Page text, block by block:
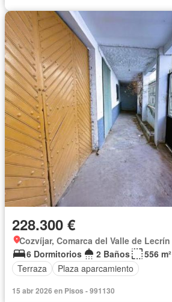
228.300 €
Cozvíjar, Comarca del Valle de Lecrín
6 Dormitorios
2 Baños
556 m²
Terraza
Plaza aparcamiento
15 abr 2026 en Pisos - 991130